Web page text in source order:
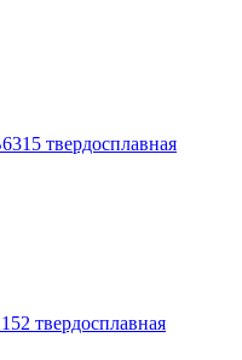
твердосплавная
твердосплавная